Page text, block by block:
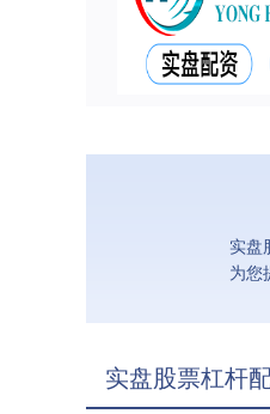
实盘
为您
实盘股票杠杆